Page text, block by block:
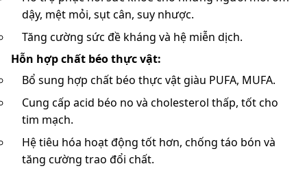
dậy, mệt mỏi, sụt cân, suy nhược.
Tăng cường sức đề kháng và hệ miễn dịch.
Hỗn hợp chất béo thực vật:
Bổ sung hợp chất béo thực vật giàu PUFA, MUFA.
Cung cấp acid béo no và cholesterol thấp, tốt cho
tim mạch.
Hệ tiêu hóa hoạt động tốt hơn, chống táo bón và
tăng cường trao đổi chất.